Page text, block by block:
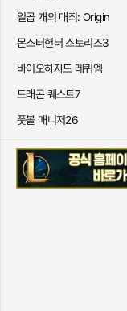
일곱 개의 대죄: Origin
몬스터헌터 스토리즈3
바이오하자드 레퀴엠
드래곤 퀘스트7
풋볼 매니저26